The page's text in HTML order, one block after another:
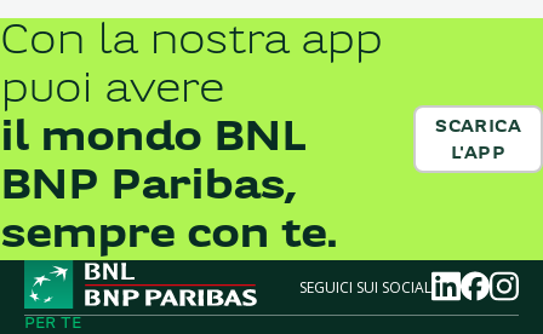
Con la nostra app
puoi avere
il mondo BNL
BNP Paribas,
sempre con te.
SCARICA
L'APP
SEGUICI SUI SOCIAL
PER TE